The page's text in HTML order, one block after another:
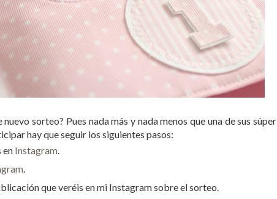
nuevo sorteo? Pues nada más y nada menos que una de sus súper
hay que seguir los siguientes pasos:
en Instagram.
.
que veréis en mi Instagram sobre el sorteo.